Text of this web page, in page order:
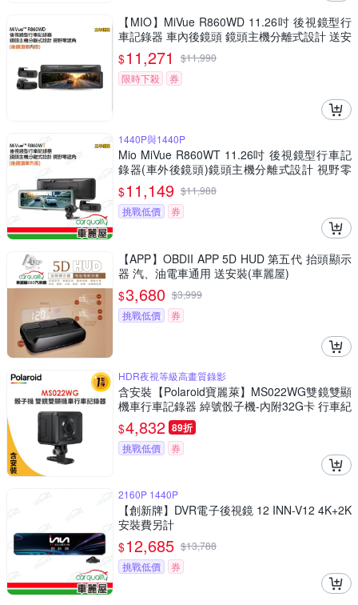
【MIO】MiVue R860WD 11.26吋 後視鏡型行
車記錄器 車內後鏡頭 鏡頭主機分離式設計 送安
裝
$11,271 $11,990
限時下殺
券
1440P與1440P
Mio MiVue R860WT 11.26吋 後視鏡型行車記
錄器(車外後鏡頭)鏡頭主機分離式設計 視野零
遮角 安裝費另計_車麗屋
$11,149 $11,988
挑戰低價
券
【APP】OBDII APP 5D HUD 第五代 抬頭顯示
器 汽、油電車通用 送安裝(車麗屋)
$3,680 $3,999
挑戰低價
券
HDR夜視等級高畫質錄影
含安裝【Polaroid寶麗萊】MS022WG雙鏡雙顯
機車行車記錄器 綽號骰子機-內附32G卡 行車紀
錄器
$4,832 89折
挑戰低價 券
2160P 1440P
【創新牌】DVR電子後視鏡 12 INN-V12 4K+2K
安裝費另計
$12,685 $13,788
挑戰低價
券